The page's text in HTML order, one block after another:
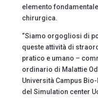
elemento
chirurgica.
“Siamo orgogliosi di
queste attività di
pratico e umano –
ordinario di Malattie
Università Campus
del Simulation center